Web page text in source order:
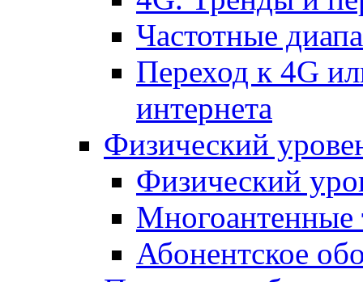
Частотные
Переход к 4G
интернета
Физический
Физический
Многоантенные
Абонентское